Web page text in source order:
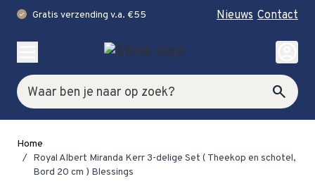
check Gratis verzending v.a. €55 Nieuws Contact
Zoek search
account_circle
Home
/ Royal Albert Miranda Kerr 3-delige Set ( Theekop en schotel,
Bord 20 cm ) Blessings